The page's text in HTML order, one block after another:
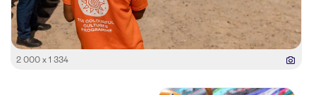
2 000 x 1 334